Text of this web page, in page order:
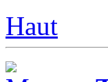
Haut